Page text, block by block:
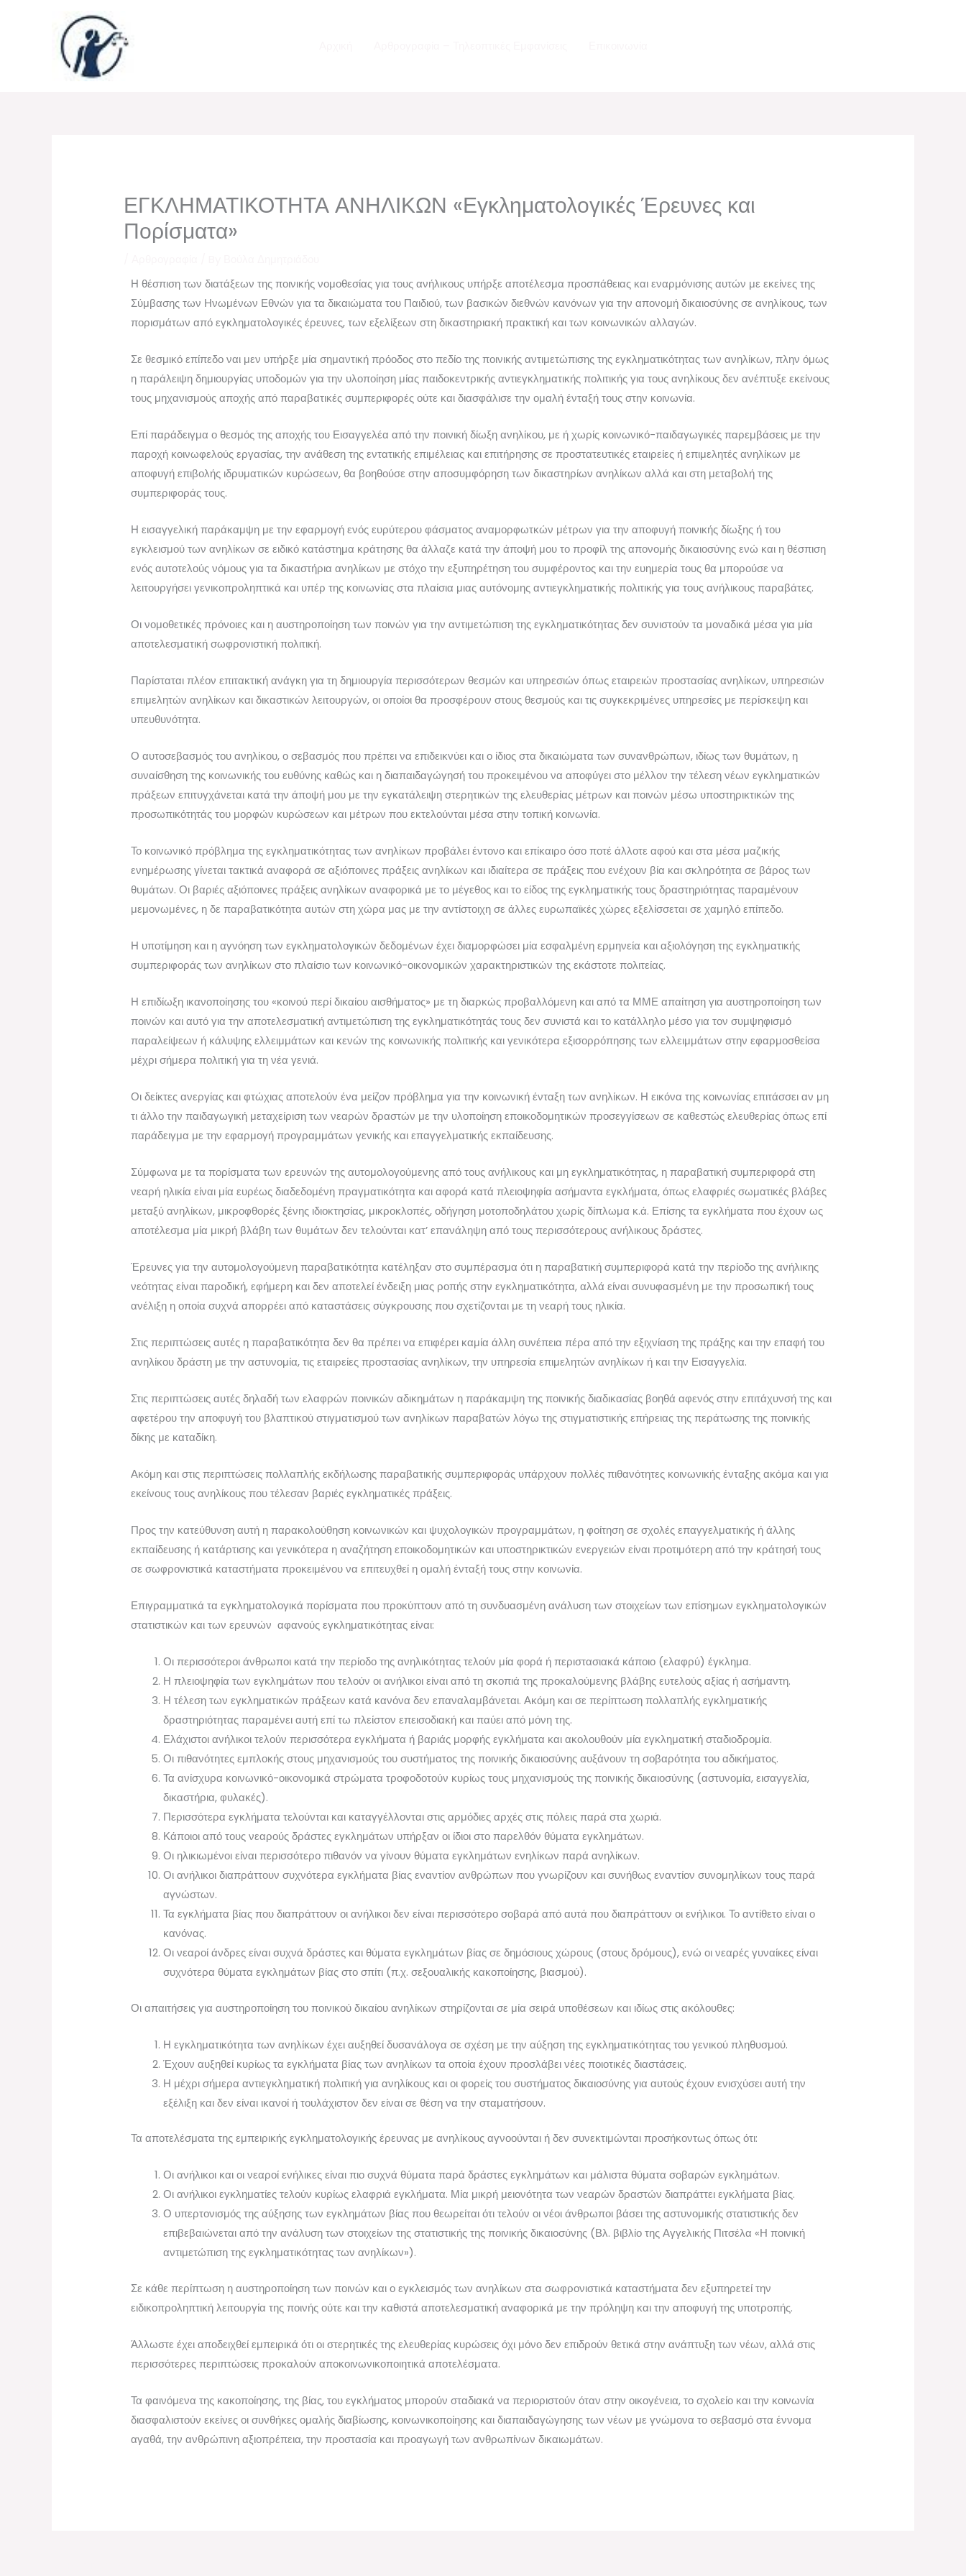
ΕΓΚΛΗΜΑΤΙΚΟΤΗΤΑ ΑΝΗΛΙΚΩΝ «Εγκληματολογικές Έρευνες και
Πορίσματα»
Η θέσπιση των διατάξεων της ποινικής νομοθεσίας για τους ανήλικους υπήρξε αποτέλεσμα προσπάθειας και εναρμόνισης αυτών με εκείνες της
Σύμβασης των Ηνωμένων Εθνών για τα δικαιώματα του Παιδιού, των βασικών διεθνών κανόνων για την απονομή δικαιοσύνης σε ανηλίκους, των
πορισμάτων από εγκληματολογικές έρευνες, των εξελίξεων στη δικαστηριακή πρακτική και των κοινωνικών αλλαγών.
Σε θεσμικό επίπεδο ναι μεν υπήρξε μία σημαντική πρόοδος στο πεδίο της ποινικής αντιμετώπισης της εγκληματικότητας των ανηλίκων, πλην όμως
η παράλειψη δημιουργίας υποδομών για την υλοποίηση μίας παιδοκεντρικής αντιεγκληματικής πολιτικής για τους ανηλίκους δεν ανέπτυξε εκείνους
τους μηχανισμούς αποχής από παραβατικές συμπεριφορές ούτε και διασφάλισε την ομαλή ένταξή τους στην κοινωνία.
Επί παράδειγμα ο θεσμός της αποχής του Εισαγγελέα από την ποινική δίωξη ανηλίκου, με ή χωρίς κοινωνικό-παιδαγωγικές παρεμβάσεις με την
παροχή κοινωφελούς εργασίας, την ανάθεση της εντατικής επιμέλειας και επιτήρησης σε προστατευτικές εταιρείες ή επιμελητές ανηλίκων με
αποφυγή επιβολής ιδρυματικών κυρώσεων, θα βοηθούσε στην αποσυμφόρηση των δικαστηρίων ανηλίκων αλλά και στη μεταβολή της
συμπεριφοράς τους.
Η εισαγγελική παράκαμψη με την εφαρμογή ενός ευρύτερου φάσματος αναμορφωτκών μέτρων για την αποφυγή ποινικής δίωξης ή του
εγκλεισμού των ανηλίκων σε ειδικό κατάστημα κράτησης θα άλλαζε κατά την άποψή μου το προφίλ της απονομής δικαιοσύνης ενώ και η θέσπιση
ενός αυτοτελούς νόμους για τα δικαστήρια ανηλίκων με στόχο την εξυπηρέτηση του συμφέροντος και την ευημερία τους θα μπορούσε να
λειτουργήσει γενικοπροληπτικά και υπέρ της κοινωνίας στα πλαίσια μιας αυτόνομης αντιεγκληματικής πολιτικής για τους ανήλικους παραβάτες.
Οι νομοθετικές πρόνοιες και η αυστηροποίηση των ποινών για την αντιμετώπιση της εγκληματικότητας δεν συνιστούν τα μοναδικά μέσα για μία
αποτελεσματική σωφρονιστική πολιτική.
Παρίσταται πλέον επιτακτική ανάγκη για τη δημιουργία περισσότερων θεσμών και υπηρεσιών όπως εταιρειών προστασίας ανηλίκων, υπηρεσιών
επιμελητών ανηλίκων και δικαστικών λειτουργών, οι οποίοι θα προσφέρουν στους θεσμούς και τις συγκεκριμένες υπηρεσίες με περίσκεψη και
υπευθυνότητα.
Ο αυτοσεβασμός του ανηλίκου, ο σεβασμός που πρέπει να επιδεικνύει και ο ίδιος στα δικαιώματα των συνανθρώπων, ιδίως των θυμάτων, η
συναίσθηση της κοινωνικής του ευθύνης καθώς και η διαπαιδαγώγησή του προκειμένου να αποφύγει στο μέλλον την τέλεση νέων εγκληματικών
πράξεων επιτυγχάνεται κατά την άποψή μου με την εγκατάλειψη στερητικών της ελευθερίας μέτρων και ποινών μέσω υποστηρικτικών της
προσωπικότητάς του μορφών κυρώσεων και μέτρων που εκτελούνται μέσα στην τοπική κοινωνία.
Το κοινωνικό πρόβλημα της εγκληματικότητας των ανηλίκων προβάλει έντονο και επίκαιρο όσο ποτέ άλλοτε αφού και στα μέσα μαζικής
ενημέρωσης γίνεται τακτικά αναφορά σε αξιόποινες πράξεις ανηλίκων και ιδιαίτερα σε πράξεις που ενέχουν βία και σκληρότητα σε βάρος των
θυμάτων. Οι βαριές αξιόποινες πράξεις ανηλίκων αναφορικά με το μέγεθος και το είδος της εγκληματικής τους δραστηριότητας παραμένουν
μεμονωμένες, η δε παραβατικότητα αυτών στη χώρα μας με την αντίστοιχη σε άλλες ευρωπαϊκές χώρες εξελίσσεται σε χαμηλό επίπεδο.
Η υποτίμηση και η αγνόηση των εγκληματολογικών δεδομένων έχει διαμορφώσει μία εσφαλμένη ερμηνεία και αξιολόγηση της εγκληματικής
συμπεριφοράς των ανηλίκων στο πλαίσιο των κοινωνικό-οικονομικών χαρακτηριστικών της εκάστοτε πολιτείας.
Η επιδίωξη ικανοποίησης του «κοινού περί δικαίου αισθήματος» με τη διαρκώς προβαλλόμενη και από τα ΜΜΕ απαίτηση για αυστηροποίηση των
ποινών και αυτό για την αποτελεσματική αντιμετώπιση της εγκληματικότητάς τους δεν συνιστά και το κατάλληλο μέσο για τον συμψηφισμό
παραλείψεων ή κάλυψης ελλειμμάτων και κενών της κοινωνικής πολιτικής και γενικότερα εξισορρόπησης των ελλειμμάτων στην εφαρμοσθείσα
μέχρι σήμερα πολιτική για τη νέα γενιά.
Οι δείκτες ανεργίας και φτώχιας αποτελούν ένα μείζον πρόβλημα για την κοινωνική ένταξη των ανηλίκων. Η εικόνα της κοινωνίας επιτάσσει αν μη
τι άλλο την παιδαγωγική μεταχείριση των νεαρών δραστών με την υλοποίηση εποικοδομητικών προσεγγίσεων σε καθεστώς ελευθερίας όπως επί
παράδειγμα με την εφαρμογή προγραμμάτων γενικής και επαγγελματικής εκπαίδευσης.
Σύμφωνα με τα πορίσματα των ερευνών της αυτομολογούμενης από τους ανήλικους και μη εγκληματικότητας, η παραβατική συμπεριφορά στη
νεαρή ηλικία είναι μία ευρέως διαδεδομένη πραγματικότητα και αφορά κατά πλειοψηφία ασήμαντα εγκλήματα, όπως ελαφριές σωματικές βλάβες
μεταξύ ανηλίκων, μικροφθορές ξένης ιδιοκτησίας, μικροκλοπές, οδήγηση μοτοποδηλάτου χωρίς δίπλωμα κ.ά. Επίσης τα εγκλήματα που έχουν ως
αποτέλεσμα μία μικρή βλάβη των θυμάτων δεν τελούνται κατ’ επανάληψη από τους περισσότερους ανήλικους δράστες.
Έρευνες για την αυτομολογούμενη παραβατικότητα κατέληξαν στο συμπέρασμα ότι η παραβατική συμπεριφορά κατά την περίοδο της ανήλικης
νεότητας είναι παροδική, εφήμερη και δεν αποτελεί ένδειξη μιας ροπής στην εγκληματικότητα, αλλά είναι συνυφασμένη με την προσωπική τους
ανέλιξη η οποία συχνά απορρέει από καταστάσεις σύγκρουσης που σχετίζονται με τη νεαρή τους ηλικία.
Στις περιπτώσεις αυτές η παραβατικότητα δεν θα πρέπει να επιφέρει καμία άλλη συνέπεια πέρα από την εξιχνίαση της πράξης και την επαφή του
ανηλίκου δράστη με την αστυνομία, τις εταιρείες προστασίας ανηλίκων, την υπηρεσία επιμελητών ανηλίκων ή και την Εισαγγελία.
Στις περιπτώσεις αυτές δηλαδή των ελαφρών ποινικών αδικημάτων η παράκαμψη της ποινικής διαδικασίας βοηθά αφενός στην επιτάχυνσή της και
αφετέρου την αποφυγή του βλαπτικού στιγματισμού των ανηλίκων παραβατών λόγω της στιγματιστικής επήρειας της περάτωσης της ποινικής
δίκης με καταδίκη.
Ακόμη και στις περιπτώσεις πολλαπλής εκδήλωσης παραβατικής συμπεριφοράς υπάρχουν πολλές πιθανότητες κοινωνικής ένταξης ακόμα και για
εκείνους τους ανηλίκους που τέλεσαν βαριές εγκληματικές πράξεις.
Προς την κατεύθυνση αυτή η παρακολούθηση κοινωνικών και ψυχολογικών προγραμμάτων, η φοίτηση σε σχολές επαγγελματικής ή άλλης
εκπαίδευσης ή κατάρτισης και γενικότερα η αναζήτηση εποικοδομητικών και υποστηρικτικών ενεργειών είναι προτιμότερη από την κράτησή τους
σε σωφρονιστικά καταστήματα προκειμένου να επιτευχθεί η ομαλή ένταξή τους στην κοινωνία.
Επιγραμματικά τα εγκληματολογικά πορίσματα που προκύπτουν από τη συνδυασμένη ανάλυση των στοιχείων των επίσημων εγκληματολογικών
στατιστικών και των ερευνών αφανούς εγκληματικότητας είναι:
Οι περισσότεροι άνθρωποι κατά την περίοδο της ανηλικότητας τελούν μία φορά ή περιστασιακά κάποιο (ελαφρύ) έγκλημα.
Η πλειοψηφία των εγκλημάτων που τελούν οι ανήλικοι είναι από τη σκοπιά της προκαλούμενης βλάβης ευτελούς αξίας ή ασήμαντη.
Η τέλεση των εγκληματικών πράξεων κατά κανόνα δεν επαναλαμβάνεται. Ακόμη και σε περίπτωση πολλαπλής εγκληματικής
δραστηριότητας παραμένει αυτή επί τω πλείστον επεισοδιακή και παύει από μόνη της.
Ελάχιστοι ανήλικοι τελούν περισσότερα εγκλήματα ή βαριάς μορφής εγκλήματα και ακολουθούν μία εγκληματική σταδιοδρομία.
Οι πιθανότητες εμπλοκής στους μηχανισμούς του συστήματος της ποινικής δικαιοσύνης αυξάνουν τη σοβαρότητα του αδικήματος.
Τα ανίσχυρα κοινωνικό-οικονομικά στρώματα τροφοδοτούν κυρίως τους μηχανισμούς της ποινικής δικαιοσύνης (αστυνομία, εισαγγελία,
δικαστήρια, φυλακές).
Περισσότερα εγκλήματα τελούνται και καταγγέλλονται στις αρμόδιες αρχές στις πόλεις παρά στα χωριά.
Κάποιοι από τους νεαρούς δράστες εγκλημάτων υπήρξαν οι ίδιοι στο παρελθόν θύματα εγκλημάτων.
Οι ηλικιωμένοι είναι περισσότερο πιθανόν να γίνουν θύματα εγκλημάτων ενηλίκων παρά ανηλίκων.
Οι ανήλικοι διαπράττουν συχνότερα εγκλήματα βίας εναντίον ανθρώπων που γνωρίζουν και συνήθως εναντίον συνομηλίκων τους παρά
αγνώστων.
Τα εγκλήματα βίας που διαπράττουν οι ανήλικοι δεν είναι περισσότερο σοβαρά από αυτά που διαπράττουν οι ενήλικοι. Το αντίθετο είναι ο
κανόνας.
Οι νεαροί άνδρες είναι συχνά δράστες και θύματα εγκλημάτων βίας σε δημόσιους χώρους (στους δρόμους), ενώ οι νεαρές γυναίκες είναι
συχνότερα θύματα εγκλημάτων βίας στο σπίτι (π.χ. σεξουαλικής κακοποίησης, βιασμού).
Οι απαιτήσεις για αυστηροποίηση του ποινικού δικαίου ανηλίκων στηρίζονται σε μία σειρά υποθέσεων και ιδίως στις ακόλουθες:
Η εγκληματικότητα των ανηλίκων έχει αυξηθεί δυσανάλογα σε σχέση με την αύξηση της εγκληματικότητας του γενικού πληθυσμού.
Έχουν αυξηθεί κυρίως τα εγκλήματα βίας των ανηλίκων τα οποία έχουν προσλάβει νέες ποιοτικές διαστάσεις.
Η μέχρι σήμερα αντιεγκληματική πολιτική για ανηλίκους και οι φορείς του συστήματος δικαιοσύνης για αυτούς έχουν ενισχύσει αυτή την
εξέλιξη και δεν είναι ικανοί ή τουλάχιστον δεν είναι σε θέση να την σταματήσουν.
Τα αποτελέσματα της εμπειρικής εγκληματολογικής έρευνας με ανηλίκους αγνοούνται ή δεν συνεκτιμώνται προσήκοντως όπως ότι:
Οι ανήλικοι και οι νεαροί ενήλικες είναι πιο συχνά θύματα παρά δράστες εγκλημάτων και μάλιστα θύματα σοβαρών εγκλημάτων.
Οι ανήλικοι εγκληματίες τελούν κυρίως ελαφριά εγκλήματα. Μία μικρή μειονότητα των νεαρών δραστών διαπράττει εγκλήματα βίας.
Ο υπερτονισμός της αύξησης των εγκλημάτων βίας που θεωρείται ότι τελούν οι νέοι άνθρωποι βάσει της αστυνομικής στατιστικής δεν
επιβεβαιώνεται από την ανάλυση των στοιχείων της στατιστικής της ποινικής δικαιοσύνης (Βλ. βιβλίο της Αγγελικής Πιτσέλα «Η ποινική
αντιμετώπιση της εγκληματικότητας των ανηλίκων»).
Σε κάθε περίπτωση η αυστηροποίηση των ποινών και ο εγκλεισμός των ανηλίκων στα σωφρονιστικά καταστήματα δεν εξυπηρετεί την
ειδικοπροληπτική λειτουργία της ποινής ούτε και την καθιστά αποτελεσματική αναφορικά με την πρόληψη και την αποφυγή της υποτροπής.
Άλλωστε έχει αποδειχθεί εμπειρικά ότι οι στερητικές της ελευθερίας κυρώσεις όχι μόνο δεν επιδρούν θετικά στην ανάπτυξη των νέων, αλλά στις
περισσότερες περιπτώσεις προκαλούν αποκοινωνικοποιητικά αποτελέσματα.
Τα φαινόμενα της κακοποίησης, της βίας, του εγκλήματος μπορούν σταδιακά να περιοριστούν όταν στην οικογένεια, το σχολείο και την κοινωνία
διασφαλιστούν εκείνες οι συνθήκες ομαλής διαβίωσης, κοινωνικοποίησης και διαπαιδαγώγησης των νέων με γνώμονα το σεβασμό στα έννομα
αγαθά, την ανθρώπινη αξιοπρέπεια, την προστασία και προαγωγή των ανθρωπίνων δικαιωμάτων.